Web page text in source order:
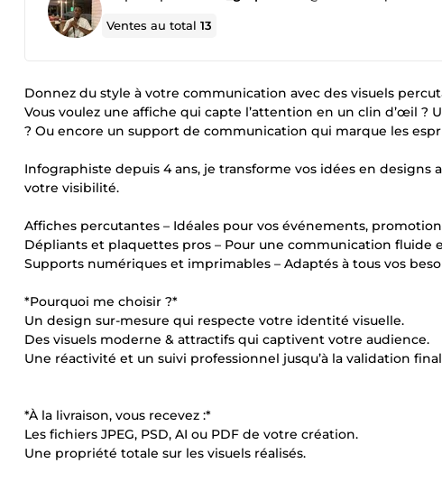
Ventes au total13
Donnez du style à votre communication avec des visuels
Vous voulez une affiche qui capte l’attention en un clin d’œil
? Ou encore un support de communication qui marque les
Infographiste depuis 4 ans, je transforme vos idées en
votre visibilité.
Affiches percutantes – Idéales pour vos événements,
Dépliants et plaquettes pros – Pour une communication fluide
Supports numériques et imprimables – Adaptés à tous vos
*Pourquoi me choisir ?*
Un design sur-mesure qui respecte votre identité visuelle.
Des visuels moderne & attractifs qui captivent votre audience.
Une réactivité et un suivi professionnel jusqu’à la validation
*À la livraison, vous recevez :*
Les fichiers JPEG, PSD, AI ou PDF de votre création.
Une propriété totale sur les visuels réalisés.